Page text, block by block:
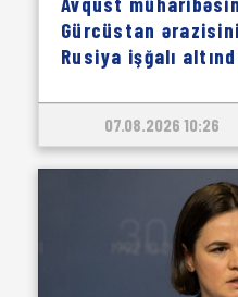
Gürcüstan
Rusiya işğalı
07.08.2026 10:26